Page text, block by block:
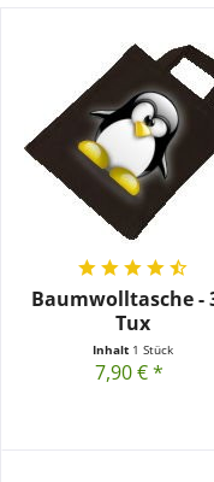
Baumwolltasche -
Tux
Inhalt 1 Stück
7,90 € *